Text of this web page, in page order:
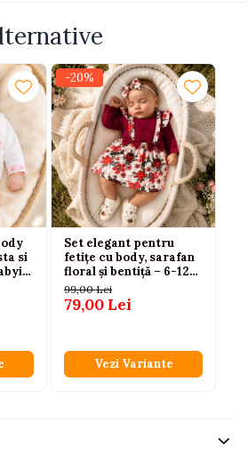
si
-20%
Set elegant pentru
fetițe cu body, sarafan
floral și bentiță – 6-12
luni
99,00 Lei
79,00 Lei
Vezi Variante